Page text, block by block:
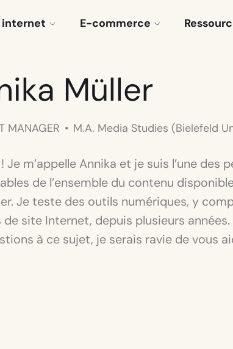
internet E-commerce
Müller
MANAGER M.A. Media Studies (Bielefeld
Je m’appelle Annika et je suis l’une des
de l’ensemble du contenu
Je teste des outils numériques, y
site Internet, depuis plusieurs années.
à ce sujet, je serais ravie de vous